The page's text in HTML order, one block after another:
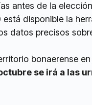
antes de la elección
disponible la
datos precisos
bonaerense en
se irá a las